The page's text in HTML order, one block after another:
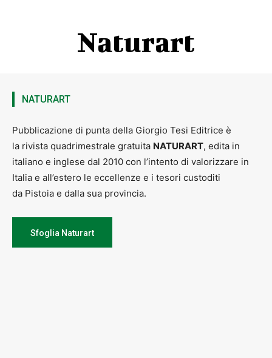
Naturart
NATURART
Pubblicazione di punta della Giorgio Tesi Editrice è
la rivista quadrimestrale gratuita NATURART, edita in
italiano e inglese dal 2010 con l’intento di valorizzare in
Italia e all’estero le eccellenze e i tesori custoditi
da Pistoia e dalla sua provincia.
Sfoglia Naturart